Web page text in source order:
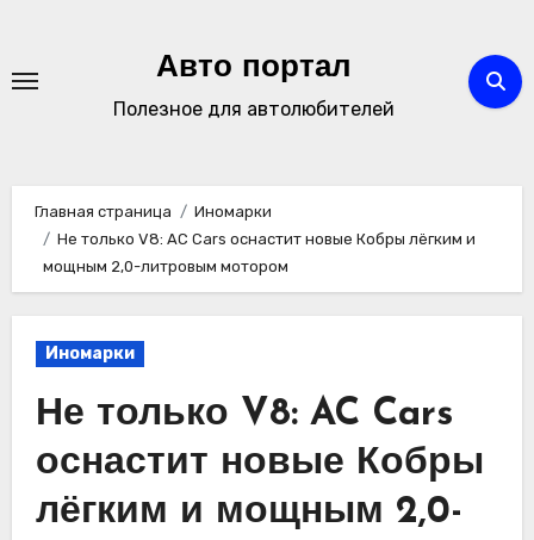
содержимому
Авто портал
Полезное для автолюбителей
Главная страница
Иномарки
Не только V8: AC Cars оснастит новые Кобры лёгким и
мощным 2,0-литровым мотором
Иномарки
Не только V8: AC Cars
оснастит новые Кобры
лёгким и мощным 2,0-